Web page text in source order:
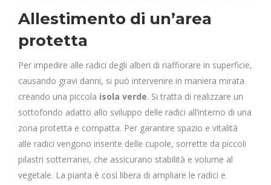
Allestimento di un’area
protetta
Per impedire alle radici degli alberi di riaffiorare in superficie,
causando gravi danni, si può intervenire in maniera mirata
creando una piccola isola verde. Si tratta di realizzare un
sottofondo adatto allo sviluppo delle radici all’interno di una
zona protetta e compatta. Per garantire spazio e vitalità
alle radici vengono inserite delle cupole, sorrette da piccoli
pilastri sotterranei, che assicurano stabilità e volume al
vegetale. La pianta è così libera di ampliare le radici e